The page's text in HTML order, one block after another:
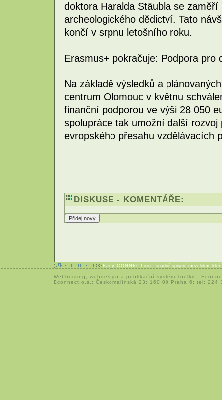
doktora Haralda Stäubla se
archeologického dědictví. Tato
končí v srpnu letošního roku.
Erasmus+ pokračuje: Podpora pro
Na základě výsledků a
centrum Olomouc v květnu
finanční podporou ve výši 28 050
spolupráce tak umožní další
evropského přesahu vzdělávacích
DISKUSE - KOMENTÁŘE:
Easy CONNECTion - snadné spojení mezi lidmi,
Webhosting webdesign a publikační systém Toolkit -
Econnect,o.s.; Českomalínská 23; 160 00 Praha 6; tel: 224